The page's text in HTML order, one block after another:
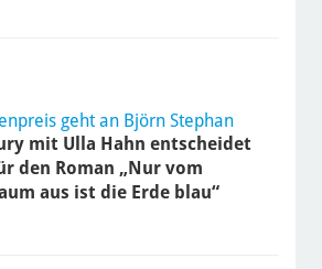
geht an Björn Stephan
mit Ulla Hahn entscheidet
den Roman „Nur vom
aus ist die Erde blau“